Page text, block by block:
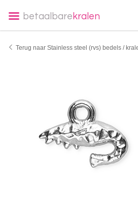
betaalbare kralen
Terug naar Stainless steel (rvs) bedels /